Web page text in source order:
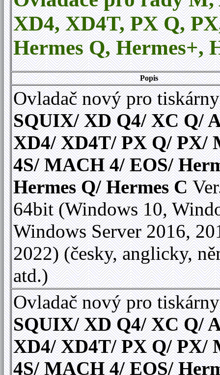
XD4, XD4T, PX Q,
Hermes Q,Hermes+,
Popis
Ovladač nový pro
SQUIX/ XD Q4/ XC Q/
XD4/ XD4T/ PX Q/ PX/
4S/ MACH 4/ EOS/
Hermes Q/ Hermes C
64bit (Windows 10,
Windows Server 2016,
2022) (česky, anglicky,
atd.)
Ovladač nový pro
SQUIX/ XD Q4/ XC Q/
XD4/ XD4T/ PX Q/ PX/
4S/ MACH 4/ EOS/